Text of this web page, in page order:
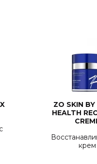
ZO SKIN
HEALTH
крем